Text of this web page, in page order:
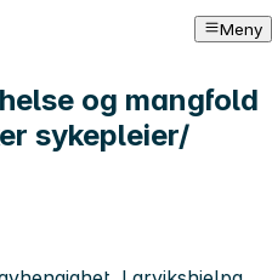
Meny
og mangfold
sykepleier/